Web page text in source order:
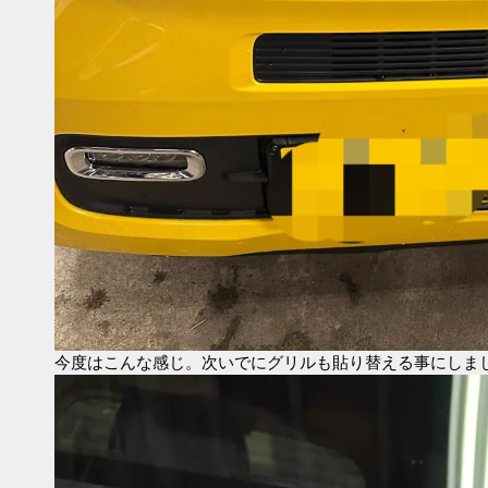
今度はこんな感じ。次いでにグリルも貼り替える事にしま